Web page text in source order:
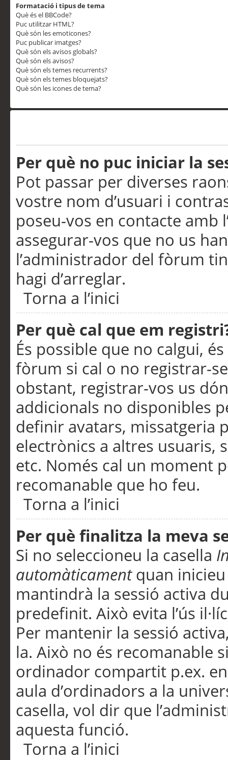
Formatació i tipus de tema
Què és el BBCode?
Puc utilitzar HTML?
Què són les emoticones?
Puc publicar imatges?
Què són els avisos globals?
Què són els avisos?
Què són els temes recurrents?
Què són els temes bloquejats?
Què són les icones de tema?
Per què no puc iniciar la
Pot passar per diverses
vostre nom d’usuari i
poseu-vos en contacte
assegurar-vos que no us
l’administrador del fòrum
hagi d’arreglar.
Torna a l’inici
Per què cal que em
És possible que no calgui,
fòrum si cal o no registrar-
obstant, registrar-vos us
addicionals no disponibles
definir avatars, missatgeria
electrònics a altres usuaris,
etc. Només cal un moment
recomanable que ho feu.
Torna a l’inici
Per què finalitza la meva
Si no seleccioneu la casella
automàticamentquan inicieu
mantindrà la sessió activa
predefinit. Això evita l’ús
Per mantenir la sessió
la. Això no és recomanable
ordinador compartit p.ex.
aula d’ordinadors a la
casella, vol dir que
aquesta funció.
Torna a l’inici